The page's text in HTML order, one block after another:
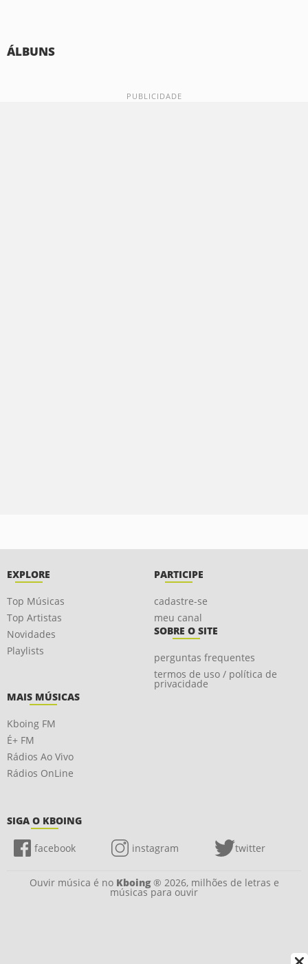
ÁLBUNS
EXPLORE
Top Músicas
Top Artistas
Novidades
Playlists
PARTICIPE
cadastre-se
meu canal
SOBRE O SITE
perguntas frequentes
termos de uso / política de
privacidade
MAIS MÚSICAS
Kboing FM
É+ FM
Rádios Ao Vivo
Rádios OnLine
SIGA O KBOING
facebook instagram twitter
Ouvir música é no Kboing® 2026, milhões de letras e
músicas para ouvir